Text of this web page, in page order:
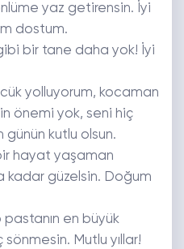
yaz getirensin. İyi
dostum.
bir tane daha yok! İyi
yolluyorum, kocaman
önemi yok, seni hiç
kutlu olsun.
hayat yaşaman
kadar güzelsin. Doğum
en büyük
sönmesin. Mutlu yıllar!